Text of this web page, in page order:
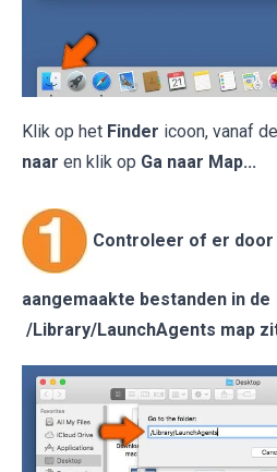
Klik op het Finder icoon, vanaf
naar en klik op Ga naar Map...
Controleer of er door
aangemaakte bestanden in de
/Library/LaunchAgents map